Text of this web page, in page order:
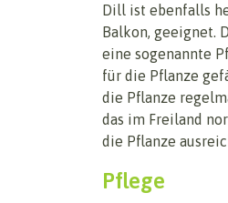
Dill ist ebenfalls
Balkon, geeignet.
eine sogenannte
für die Pflanze
die Pflanze
das im Freiland
die Pflanze
Pflege